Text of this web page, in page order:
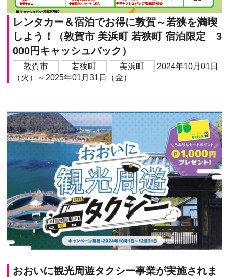
レンタカー＆宿泊でお得に敦賀～若狭を満喫
しよう！（敦賀市 美浜町 若狭町 宿泊限定 3
000円キャッシュバック）
敦賀市 若狭町 美浜町
2024年10月01日
（火）～2025年01月31日（金）
おおいに観光周遊タクシー事業が実施されま